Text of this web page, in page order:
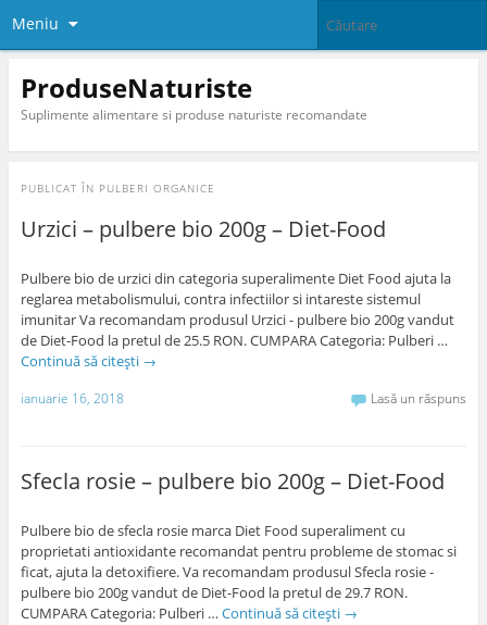
Meniu
ProduseNaturiste
Suplimente alimentare si produse naturiste recomandate
PUBLICAT ÎN PULBERI ORGANICE
Urzici – pulbere bio 200g – Diet-Food
Pulbere bio de urzici din categoria superalimente Diet Food ajuta la
reglarea metabolismului, contra infectiilor si intareste sistemul
imunitar Va recomandam produsul Urzici - pulbere bio 200g vandut
de Diet-Food la pretul de 25.5 RON. CUMPARA Categoria: Pulberi …
Continuă să citești →
ianuarie 16, 2018 Lasă un răspuns
Sfecla rosie – pulbere bio 200g – Diet-Food
Pulbere bio de sfecla rosie marca Diet Food superaliment cu
proprietati antioxidante recomandat pentru probleme de stomac si
ficat, ajuta la detoxifiere. Va recomandam produsul Sfecla rosie -
pulbere bio 200g vandut de Diet-Food la pretul de 29.7 RON.
CUMPARA Categoria: Pulberi … Continuă să citești →